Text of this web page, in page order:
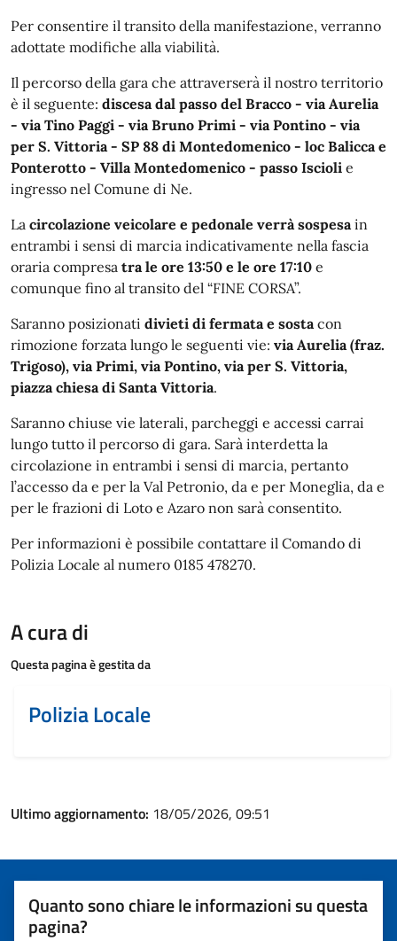
Per consentire il transito della manifestazione, verranno
adottate modifiche alla viabilità.
Il percorso della gara che attraverserà il nostro territorio
è il seguente: discesa dal passo del Bracco - via Aurelia
- via Tino Paggi - via Bruno Primi - via Pontino - via
per S. Vittoria - SP 88 di Montedomenico - loc Balicca e
Ponterotto - Villa Montedomenico - passo Iscioli e
ingresso nel Comune di Ne.
La circolazione veicolare e pedonale verrà sospesain
entrambi i sensi di marcia indicativamente nella fascia
oraria compresa tra le ore 13:50 e le ore 17:10 e
comunque fino al transito del “FINE CORSA”.
Saranno posizionati divieti di fermata e sostacon
rimozione forzata lungo le seguenti vie: via Aurelia (fraz.
Trigoso), via Primi, via Pontino, via per S. Vittoria,
piazza chiesa di Santa Vittoria.
Saranno chiuse vie laterali, parcheggi e accessi carrai
lungo tutto il percorso di gara. Sarà interdetta la
circolazione in entrambi i sensi di marcia, pertanto
l’accesso da e per la Val Petronio, da e per Moneglia, da e
per le frazioni di Loto e Azaro non sarà consentito.
Per informazioni è possibile contattare il Comando di
Polizia Locale al numero 0185 478270.
A cura di
Questa pagina è gestita da
Polizia Locale
Ultimo aggiornamento: 18/05/2026, 09:51
Quanto sono chiare le informazioni su questa
pagina?